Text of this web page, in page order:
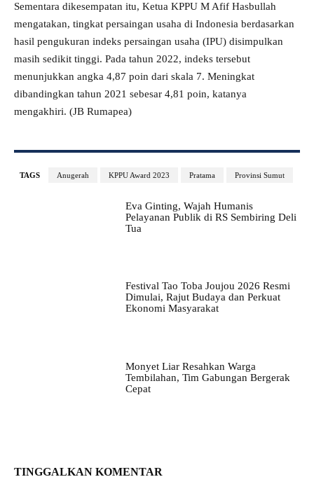
Sementara dikesempatan itu, Ketua KPPU M Afif Hasbullah
mengatakan, tingkat persaingan usaha di Indonesia berdasarkan
hasil pengukuran indeks persaingan usaha (IPU) disimpulkan
masih sedikit tinggi. Pada tahun 2022, indeks tersebut
menunjukkan angka 4,87 poin dari skala 7. Meningkat
dibandingkan tahun 2021 sebesar 4,81 poin, katanya
mengakhiri. (JB Rumapea)
TAGS Anugerah KPPU Award 2023 Pratama Provinsi Sumut
Eva Ginting, Wajah Humanis
Pelayanan Publik di RS Sembiring Deli
Tua
Festival Tao Toba Joujou 2026 Resmi
Dimulai, Rajut Budaya dan Perkuat
Ekonomi Masyarakat
Monyet Liar Resahkan Warga
Tembilahan, Tim Gabungan Bergerak
Cepat
TINGGALKAN KOMENTAR